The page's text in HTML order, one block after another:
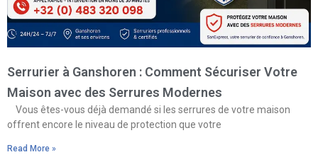
Serrurier à Ganshoren : Comment Sécuriser Votre
Maison avec des Serrures Modernes
Vous êtes-vous déjà demandé si les serrures de votre maison
offrent encore le niveau de protection que votre
Read More »